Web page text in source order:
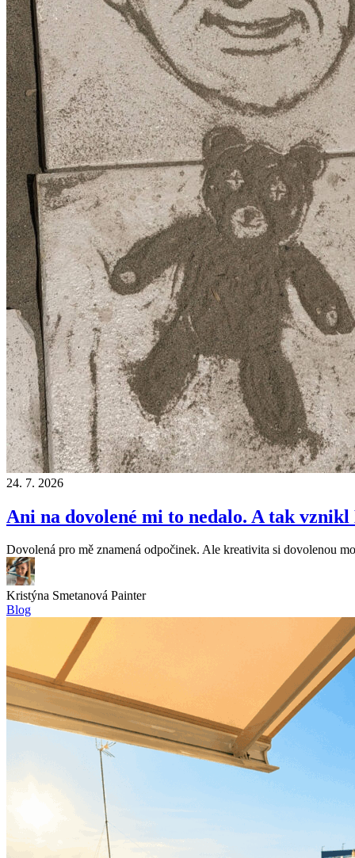
24. 7. 2026
Ani na dovolené mi to nedalo. A tak
Dovolená pro mě znamená odpočinek. Ale kreativita si dovolenou
Kristýna Smetanová Painter
Blog